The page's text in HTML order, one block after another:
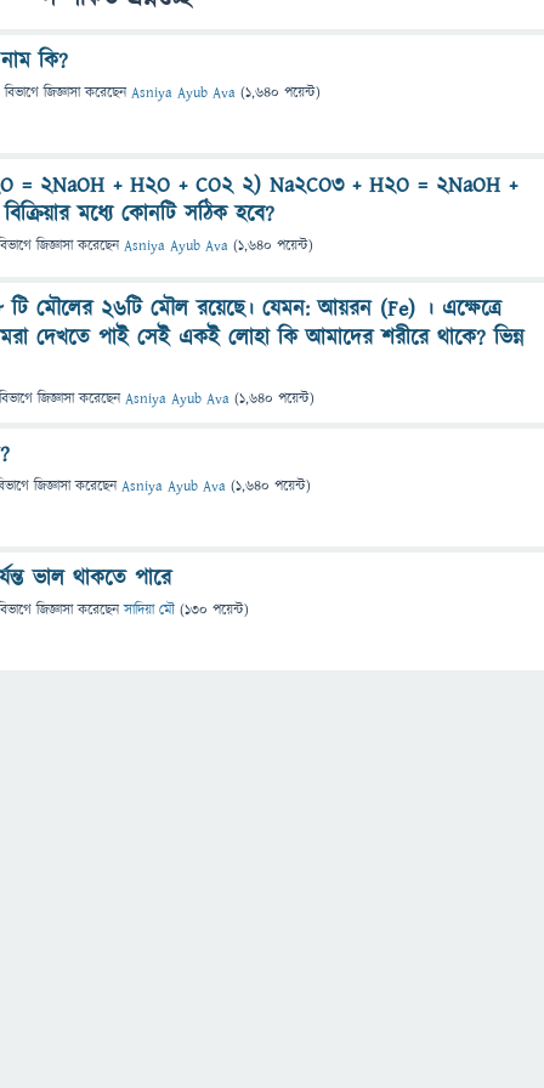
কি?
জিজ্ঞাসাকরেছেনAsniya Ayub Ava (1,640 পয়েন্ট)
= 2NaOH + H2O + CO2 2) Na2CO3 + H2O = 2NaOH +
মধ্যে কোনটি সঠিক হবে?
জিজ্ঞাসাকরেছেনAsniya Ayub Ava (1,640 পয়েন্ট)
টি মৌলের ২৬টি মৌল রয়েছে। যেমন: আয়রন (Fe) । এক্ষেত্রে
দেখতে পাই সেই একই লোহা কি আমাদের শরীরে থাকে? ভিন্ন
জিজ্ঞাসাকরেছেনAsniya Ayub Ava (1,640 পয়েন্ট)
জিজ্ঞাসাকরেছেনAsniya Ayub Ava (1,640 পয়েন্ট)
ভাল থাকতে পারে
জিজ্ঞাসাকরেছেনসাদিয়া মৌ (130 পয়েন্ট)